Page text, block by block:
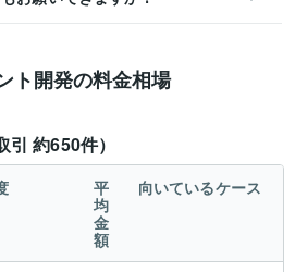
ト開発の料金相場
約650件）
平
均
金
額
向いているケース